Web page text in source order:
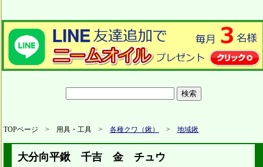
TOPページ > 用具・工具 > 各種クワ（鍬） > 地域鍬
大分向平鍬 千吉 金 チュウ